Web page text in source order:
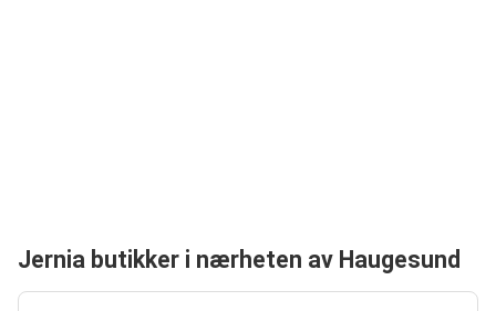
Jernia butikker i nærheten av Haugesund